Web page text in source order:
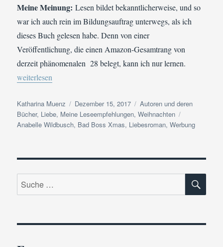
Meine Meinung: Lesen bildet bekanntlicherweise, und so
war ich auch rein im Bildungsauftrag unterwegs, als ich
dieses Buch gelesen habe. Denn von einer
Veröffentlichung, die einen Amazon-Gesamtrang von
derzeit phänomenalen 28 belegt, kann ich nur lernen.
„Buchvorstellung | Anabelle Wildbuch: Bad Boss Xmas“
weiterlesen
Autor
Katharina Muenz
Veröffentlicht
am
Dezember 15, 2017 Kategorien
Autoren und deren
Bücher, Liebe, Meine Leseempfehlungen,Weihnachten
Anabelle Wildbusch, Bad Boss Xmas, Liebesroman,Werbung
Suche
nach: